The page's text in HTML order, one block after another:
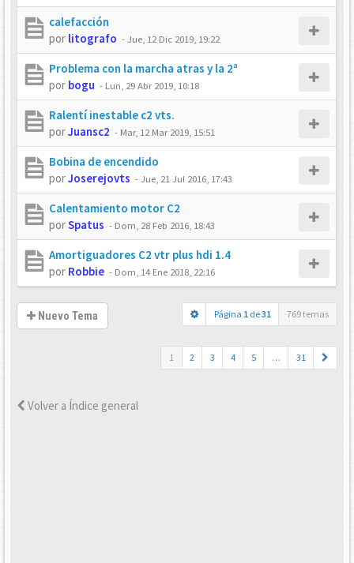
calefacción
por litografo -Jue, 12 Dic 2019, 19:22
Problema con la marcha atras y la 2ª
por bogu - Lun, 29 Abr 2019, 10:18
Ralentí inestable c2 vts.
porJuansc2 - Mar, 12 Mar 2019, 15:51
Bobina de encendido
porJoserejovts -Jue, 21 Jul 2016, 17:43
Calentamiento motor C2
porSpatus - Dom, 28 Feb 2016, 18:43
Amortiguadores C2 vtr plus hdi 1.4
por Robbie - Dom, 14 Ene 2018, 22:16
Nuevo Tema Página 1 de31 769 temas
1 2 3 4 5 … 31
Volver a Índice general